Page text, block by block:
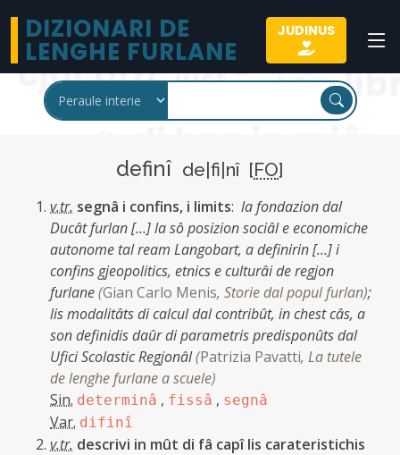
DIZIONARI DE
LENGHE FURLANE
JUDINUS
definî de|fi|nî [FO]
v.tr. segnâ i confins, i limits: la fondazion dal
Ducât furlan […] la sô posizion sociâl e economiche
autonome tal ream Langobart, a definirin […] i
confins gjeopolitics, etnics e culturâi de regjon
furlane(Gian Carlo Menis, Storie dal popul furlan);
lis modalitâts di calcul dal contribût, in chest câs, a
son definidis daûr di parametris predisponûts dal
Ufici Scolastic Regjonâl(Patrizia Pavatti, La tutele
de lenghe furlane a scuele)
Sin. determinâ , fissâ , segnâ
Var. difinî
v.tr. descrivi in mût di fâ capî lis carateristichis